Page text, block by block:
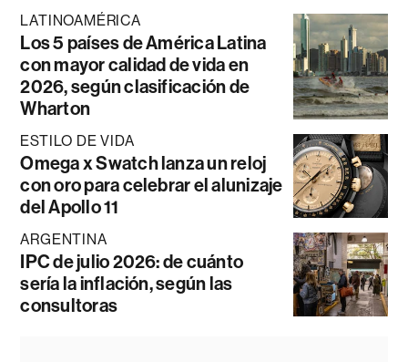
LATINOAMÉRICA
Los 5 países de América Latina
con mayor calidad de vida en
2026, según clasificación de
Wharton
ESTILO DE VIDA
Omega x Swatch lanza un reloj
con oro para celebrar el alunizaje
del Apollo 11
ARGENTINA
IPC de julio 2026: de cuánto
sería la inflación, según las
consultoras